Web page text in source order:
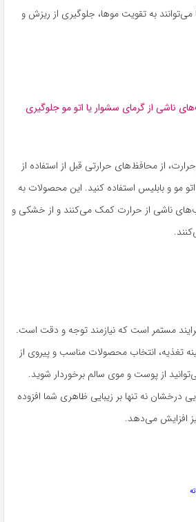
می‌توانند به تقویت موها، جلوگیری از ریزش و
ناشی از گرمای سشوار یا اتو مو جلوگیری
از محافظ‌های حرارتی قبل از استفاده از
مو و بابلیس استفاده کنید. این محصولات به
ناشی از حرارت کمک می‌کنند و از خشکی و
مستمر است که نیازمند توجه و دقت است.
تغذیه، انتخاب محصولات مناسب و پیروی از
از پوست و موی سالم برخوردار شوید.
نه تنها بر زیبایی ظاهری شما افزوده
افزایش می‌دهد.